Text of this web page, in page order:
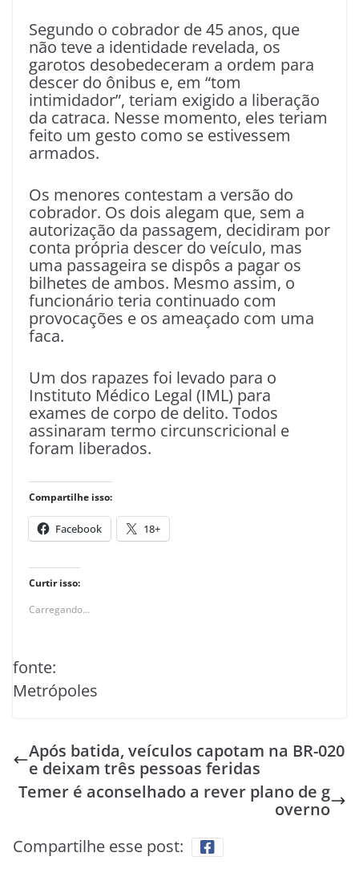
Segundo o cobrador de 45 anos, que
não teve a identidade revelada, os
garotos desobedeceram a ordem para
descer do ônibus e, em “tom
intimidador”, teriam exigido a liberação
da catraca. Nesse momento, eles teriam
feito um gesto como se estivessem
armados.
Os menores contestam a versão do
cobrador. Os dois alegam que, sem a
autorização da passagem, decidiram por
conta própria descer do veículo, mas
uma passageira se dispôs a pagar os
bilhetes de ambos. Mesmo assim, o
funcionário teria continuado com
provocações e os ameaçado com uma
faca.
Um dos rapazes foi levado para o
Instituto Médico Legal (IML) para
exames de corpo de delito. Todos
assinaram termo circunscricional e
foram liberados.
Compartilhe isso:
Facebook 18+
Curtir isso:
Carregando...
fonte:
Metrópoles
Após batida, veículos capotam na BR-020
e deixam três pessoas feridas
Temer é aconselhado a rever plano de g
overno
Compartilhe esse post: